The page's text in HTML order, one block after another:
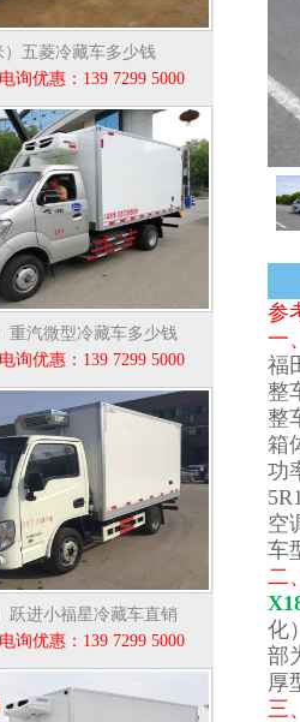
）五菱冷藏车多少钱
询优惠：139 7299 5000
重汽微型冷藏车多少钱
询优惠：139 7299 5000
跃进小福星冷藏车直销
询优惠：139 7299 5000
参
一
福
整
整
箱
功
空
车
二
化
部
厚
三